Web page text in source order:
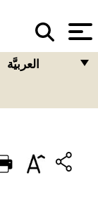
العربيَّة
PORTUGUÊS